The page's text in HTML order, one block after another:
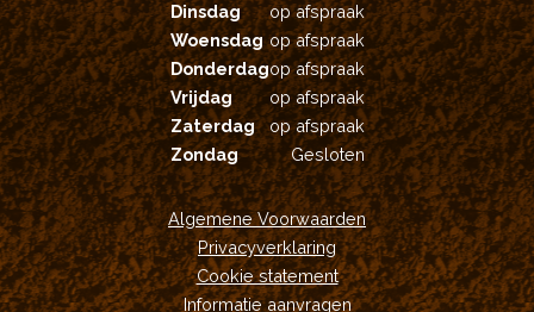
Dinsdag
op afspraak
Woensdag op afspraak
Donderdagop afspraak
Vrijdag
op afspraak
Zaterdag
op afspraak
Zondag
Gesloten
Algemene Voorwaarden
Privacyverklaring
Cookie statement
Informatie aanvragen